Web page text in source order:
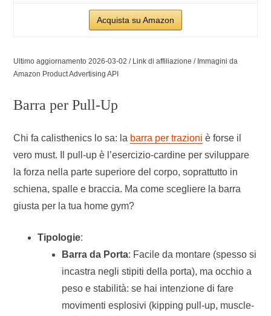
Acquista su Amazon
Ultimo aggiornamento 2026-03-02 / Link di affiliazione / Immagini da
Amazon Product Advertising API
Barra per Pull-Up
Chi fa calisthenics lo sa: la barra per trazioni è forse il
vero must. Il pull-up è l’esercizio-cardine per sviluppare
la forza nella parte superiore del corpo, soprattutto in
schiena, spalle e braccia. Ma come scegliere la barra
giusta per la tua home gym?
Tipologie:
Barra da Porta: Facile da montare (spesso si
incastra negli stipiti della porta), ma occhio a
peso e stabilità: se hai intenzione di fare
movimenti esplosivi (kipping pull-up, muscle-